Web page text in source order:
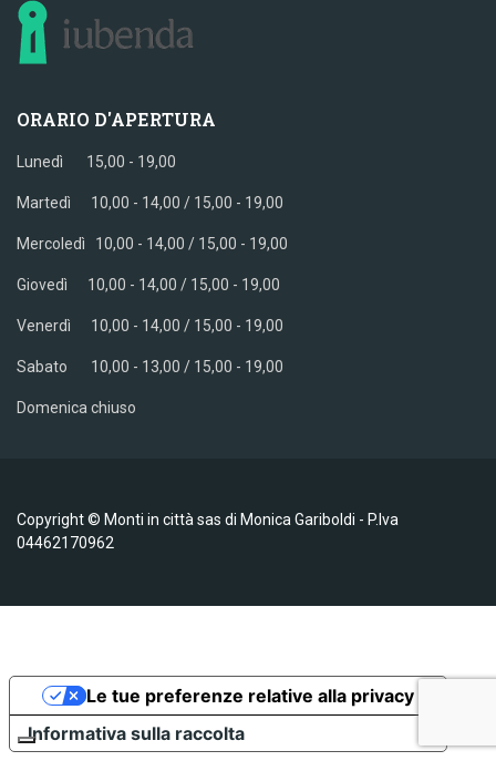
ORARIO D'APERTURA
Lunedì 15,00 - 19,00
Martedì 10,00 - 14,00 / 15,00 - 19,00
Mercoledì 10,00 - 14,00 / 15,00 - 19,00
Giovedì 10,00 - 14,00 / 15,00 - 19,00
Venerdì 10,00 - 14,00 / 15,00 - 19,00
Sabato 10,00 - 13,00 / 15,00 - 19,00
Domenica chiuso
Copyright © Monti in città sas di Monica Gariboldi - P.Iva
04462170962
Informativa sulla raccolta
Le tue preferenze relative alla privacy